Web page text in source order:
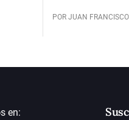
POR JUAN
en: